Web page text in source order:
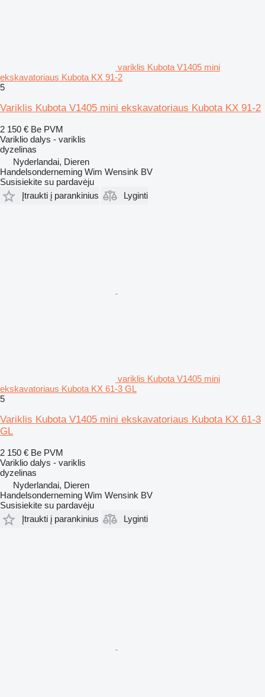
variklis Kubota V1405 mini
ekskavatoriaus Kubota KX 91-2
5
Variklis Kubota V1405 mini ekskavatoriaus Kubota KX 91-2
2 150 € Be PVM
Variklio dalys - variklis
dyzelinas
Nyderlandai, Dieren
Handelsonderneming Wim Wensink BV
Susisiekite su pardavėju
Įtraukti į parankinius
Lyginti
variklis Kubota V1405 mini
ekskavatoriaus Kubota KX 61-3 GL
5
Variklis Kubota V1405 mini ekskavatoriaus Kubota KX 61-3
GL
2 150 € Be PVM
Variklio dalys - variklis
dyzelinas
Nyderlandai, Dieren
Handelsonderneming Wim Wensink BV
Susisiekite su pardavėju
Įtraukti į parankinius
Lyginti